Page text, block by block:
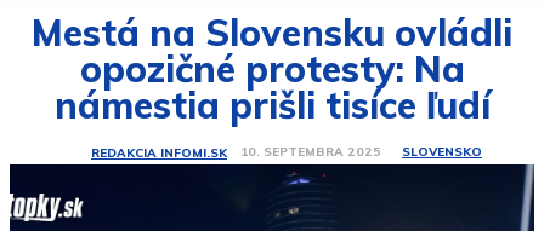
Mestá na Slovensku ovládli
opozičné protesty: Na
námestia prišli tisíce ľudí
REDAKCIA INFOMI.SK 10. SEPTEMBRA 2025 SLOVENSKO